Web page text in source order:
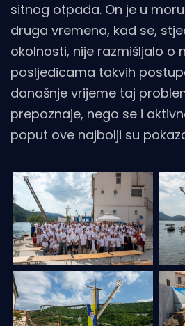
sitnog otpada. On je u
druga vremena, kad se,
okolnosti, nije razmišljalo o
posljedicama takvih
današnje vrijeme taj
prepoznaje, nego se i
poput ove najbolji su